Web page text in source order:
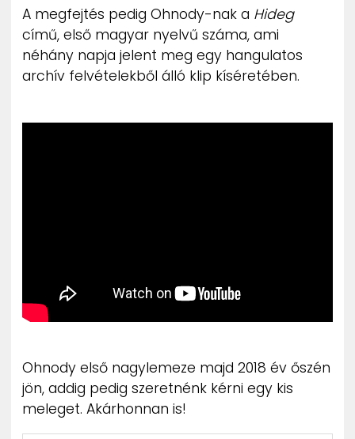
KULT
UTCA
A megfejtés pedig Ohnody-nak a Hideg
című, első magyar nyelvű száma, ami
néhány napja jelent meg egy hangulatos
archív felvételekből álló klip kíséretében.
Ohnody első nagylemeze majd 2018 év őszén
jön, addig pedig szeretnénk kérni egy kis
meleget. Akárhonnan is!